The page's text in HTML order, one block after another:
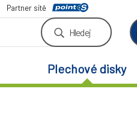
Partner sítě
Hledej
Plechové disky